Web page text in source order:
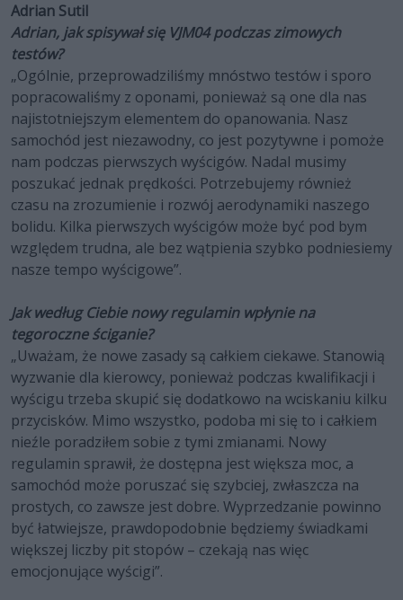
Adrian Sutil
Adrian, jak spisywał się VJM04 podczas zimowych
testów?
„Ogólnie, przeprowadziliśmy mnóstwo testów i sporo
popracowaliśmy z oponami, ponieważ są one dla nas
najistotniejszym elementem do opanowania. Nasz
samochód jest niezawodny, co jest pozytywne i pomoże
nam podczas pierwszych wyścigów. Nadal musimy
poszukać jednak prędkości. Potrzebujemy również
czasu na zrozumienie i rozwój aerodynamiki naszego
bolidu. Kilka pierwszych wyścigów może być pod bym
względem trudna, ale bez wątpienia szybko podniesiemy
nasze tempo wyścigowe”.
Jak według Ciebie nowy regulamin wpłynie na
tegoroczne ściganie?
„Uważam, że nowe zasady są całkiem ciekawe. Stanowią
wyzwanie dla kierowcy, ponieważ podczas kwalifikacji i
wyścigu trzeba skupić się dodatkowo na wciskaniu kilku
przycisków. Mimo wszystko, podoba mi się to i całkiem
nieźle poradziłem sobie z tymi zmianami. Nowy
regulamin sprawił, że dostępna jest większa moc, a
samochód może poruszać się szybciej, zwłaszcza na
prostych, co zawsze jest dobre. Wyprzedzanie powinno
być łatwiejsze, prawdopodobnie będziemy świadkami
większej liczby pit stopów – czekają nas więc
emocjonujące wyścigi”.